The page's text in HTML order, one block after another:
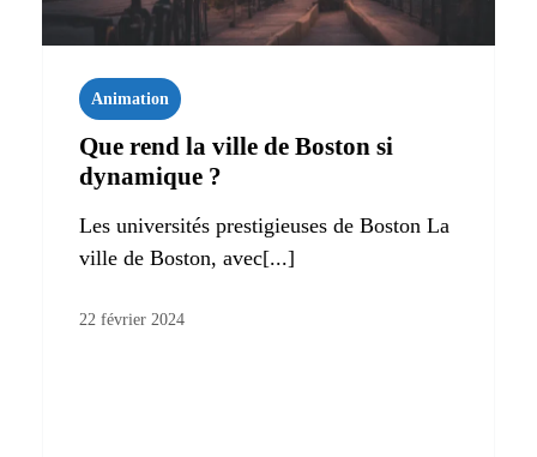
Animation
Que rend la ville de Boston si
dynamique ?
Les universités prestigieuses de Boston La
ville de Boston, avec[...]
22 février 2024